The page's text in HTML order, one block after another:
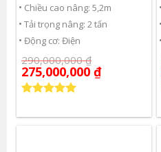
Chiều cao nâng: 5,2m
Tải trọng nâng: 2 tấn
Động cơ: Điện
290,000,000₫
275,000,000 ₫
hạng5.00